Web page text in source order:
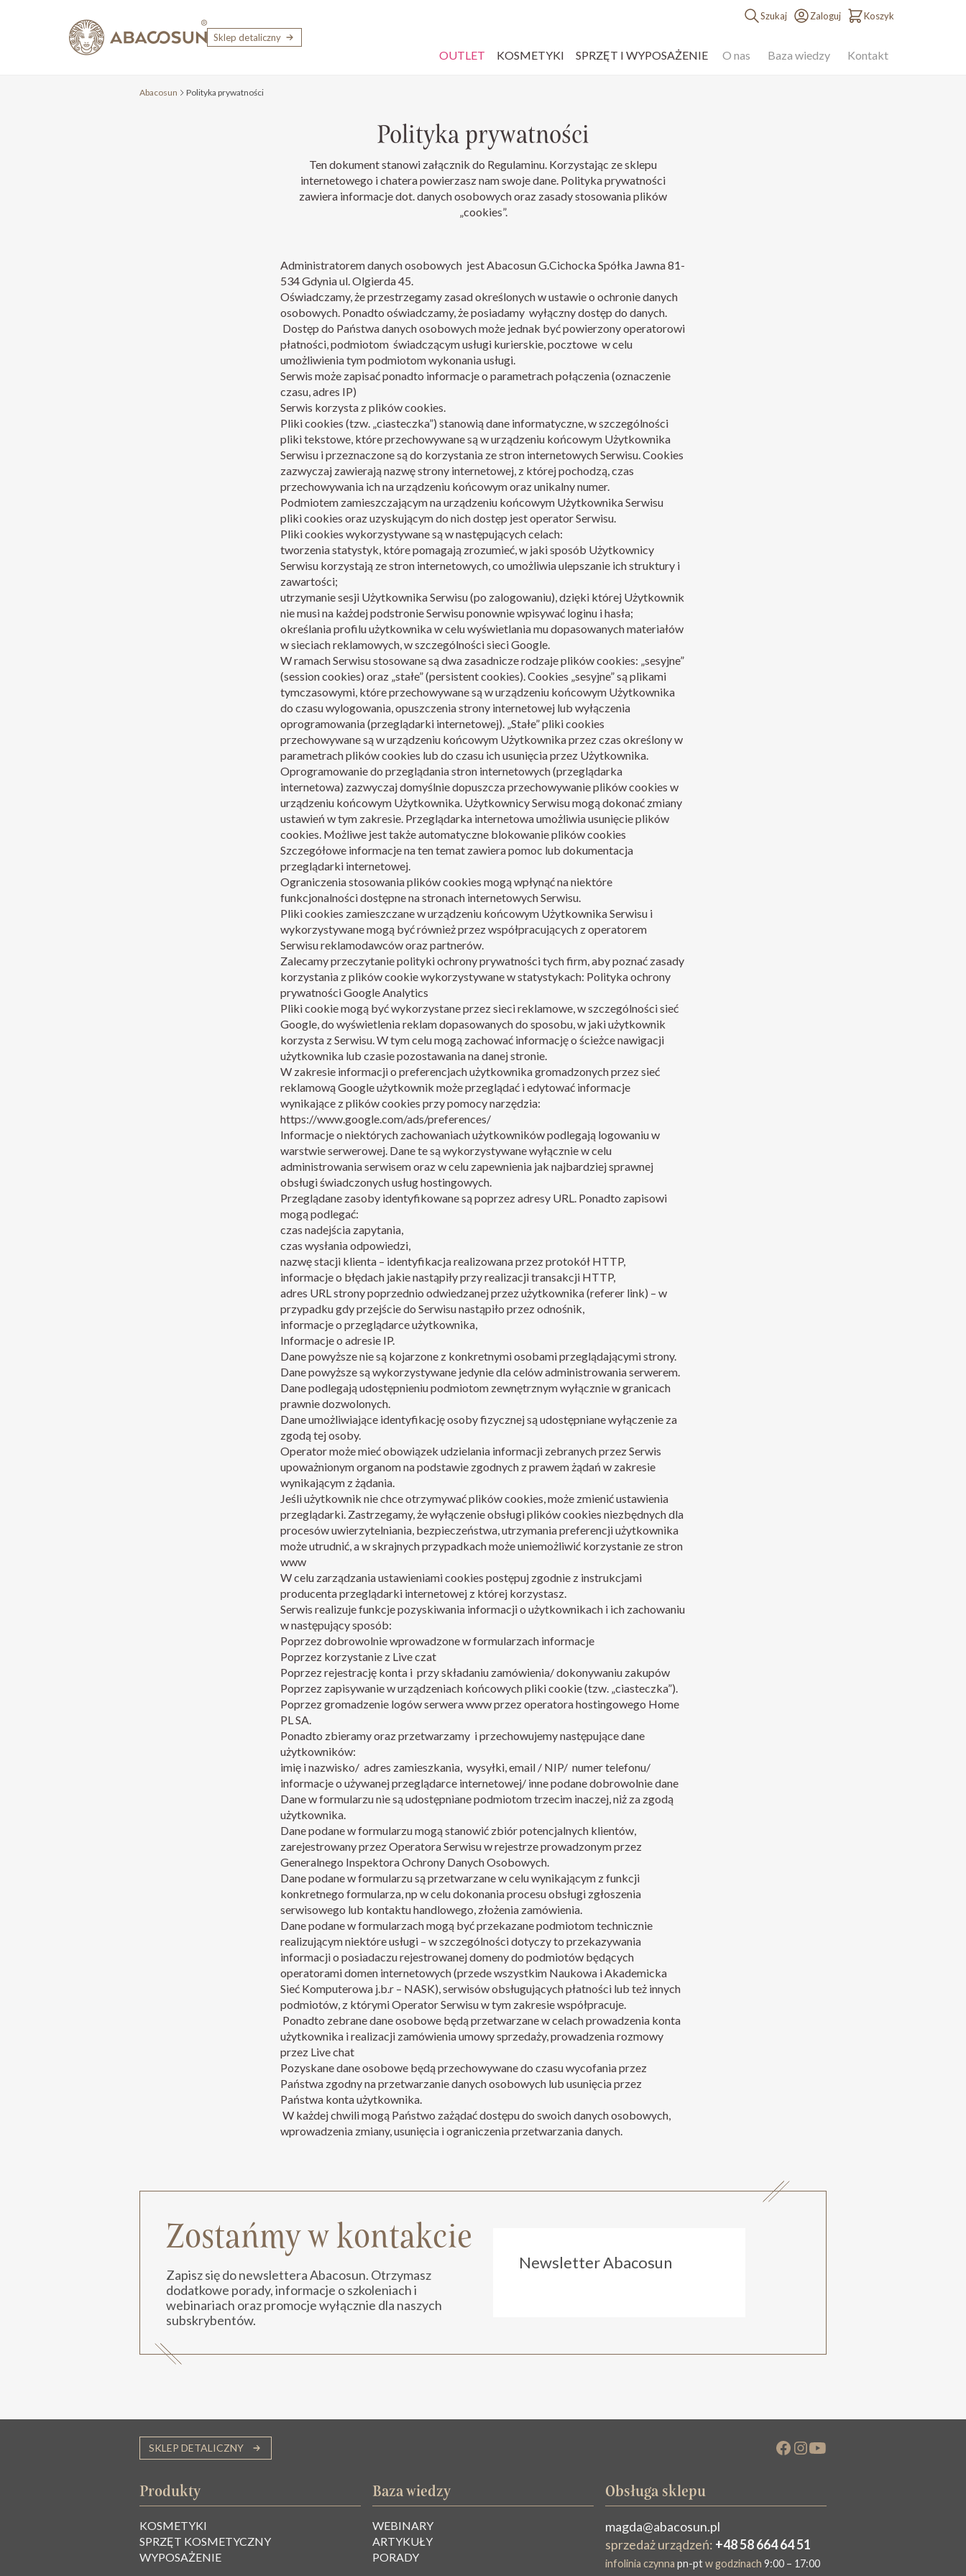
Sklep detaliczny
Szukaj Zaloguj Koszyk
OUTLET KOSMETYKI SPRZĘT I WYPOSAŻENIE O nas Baza wiedzy Kontakt
Abacosun Polityka prywatności
Polityka prywatności
Ten dokument stanowi załącznik do Regulaminu. Korzystając ze sklepu
internetowego i chatera powierzasz nam swoje dane. Polityka prywatności
zawiera informacje dot. danych osobowych oraz zasady stosowania plików
„cookies”.
Administratorem danych osobowych jest Abacosun G.Cichocka Spółka Jawna 81-
534 Gdynia ul. Olgierda 45.
Oświadczamy, że przestrzegamy zasad określonych w ustawie o ochronie danych
osobowych. Ponadto oświadczamy, że posiadamy wyłączny dostęp do danych.
Dostęp do Państwa danych osobowych może jednak być powierzony operatorowi
płatności, podmiotom świadczącym usługi kurierskie, pocztowe w celu
umożliwienia tym podmiotom wykonania usługi.
Serwis może zapisać ponadto informacje o parametrach połączenia (oznaczenie
czasu, adres IP)
Serwis korzysta z plików cookies.
Pliki cookies (tzw. „ciasteczka”) stanowią dane informatyczne, w szczególności
pliki tekstowe, które przechowywane są w urządzeniu końcowym Użytkownika
Serwisu i przeznaczone są do korzystania ze stron internetowych Serwisu. Cookies
zazwyczaj zawierają nazwę strony internetowej, z której pochodzą, czas
przechowywania ich na urządzeniu końcowym oraz unikalny numer.
Podmiotem zamieszczającym na urządzeniu końcowym Użytkownika Serwisu
pliki cookies oraz uzyskującym do nich dostęp jest operator Serwisu.
Pliki cookies wykorzystywane są w następujących celach:
tworzenia statystyk, które pomagają zrozumieć, w jaki sposób Użytkownicy
Serwisu korzystają ze stron internetowych, co umożliwia ulepszanie ich struktury i
zawartości;
utrzymanie sesji Użytkownika Serwisu (po zalogowaniu), dzięki której Użytkownik
nie musi na każdej podstronie Serwisu ponownie wpisywać loginu i hasła;
określania profilu użytkownika w celu wyświetlania mu dopasowanych materiałów
w sieciach reklamowych, w szczególności sieci Google.
W ramach Serwisu stosowane są dwa zasadnicze rodzaje plików cookies: „sesyjne”
(session cookies) oraz „stałe” (persistent cookies). Cookies „sesyjne” są plikami
tymczasowymi, które przechowywane są w urządzeniu końcowym Użytkownika
do czasu wylogowania, opuszczenia strony internetowej lub wyłączenia
oprogramowania (przeglądarki internetowej). „Stałe” pliki cookies
przechowywane są w urządzeniu końcowym Użytkownika przez czas określony w
parametrach plików cookies lub do czasu ich usunięcia przez Użytkownika.
Oprogramowanie do przeglądania stron internetowych (przeglądarka
internetowa) zazwyczaj domyślnie dopuszcza przechowywanie plików cookies w
urządzeniu końcowym Użytkownika. Użytkownicy Serwisu mogą dokonać zmiany
ustawień w tym zakresie. Przeglądarka internetowa umożliwia usunięcie plików
cookies. Możliwe jest także automatyczne blokowanie plików cookies
Szczegółowe informacje na ten temat zawiera pomoc lub dokumentacja
przeglądarki internetowej.
Ograniczenia stosowania plików cookies mogą wpłynąć na niektóre
funkcjonalności dostępne na stronach internetowych Serwisu.
Pliki cookies zamieszczane w urządzeniu końcowym Użytkownika Serwisu i
wykorzystywane mogą być również przez współpracujących z operatorem
Serwisu reklamodawców oraz partnerów.
Zalecamy przeczytanie polityki ochrony prywatności tych firm, aby poznać zasady
korzystania z plików cookie wykorzystywane w statystykach: Polityka ochrony
prywatności Google Analytics
Pliki cookie mogą być wykorzystane przez sieci reklamowe, w szczególności sieć
Google, do wyświetlenia reklam dopasowanych do sposobu, w jaki użytkownik
korzysta z Serwisu. W tym celu mogą zachować informację o ścieżce nawigacji
użytkownika lub czasie pozostawania na danej stronie.
W zakresie informacji o preferencjach użytkownika gromadzonych przez sieć
reklamową Google użytkownik może przeglądać i edytować informacje
wynikające z plików cookies przy pomocy narzędzia:
https://www.google.com/ads/preferences/
Informacje o niektórych zachowaniach użytkowników podlegają logowaniu w
warstwie serwerowej. Dane te są wykorzystywane wyłącznie w celu
administrowania serwisem oraz w celu zapewnienia jak najbardziej sprawnej
obsługi świadczonych usług hostingowych.
Przeglądane zasoby identyfikowane są poprzez adresy URL. Ponadto zapisowi
mogą podlegać:
czas nadejścia zapytania,
czas wysłania odpowiedzi,
nazwę stacji klienta – identyfikacja realizowana przez protokół HTTP,
informacje o błędach jakie nastąpiły przy realizacji transakcji HTTP,
adres URL strony poprzednio odwiedzanej przez użytkownika (referer link) – w
przypadku gdy przejście do Serwisu nastąpiło przez odnośnik,
informacje o przeglądarce użytkownika,
Informacje o adresie IP.
Dane powyższe nie są kojarzone z konkretnymi osobami przeglądającymi strony.
Dane powyższe są wykorzystywane jedynie dla celów administrowania serwerem.
Dane podlegają udostępnieniu podmiotom zewnętrznym wyłącznie w granicach
prawnie dozwolonych.
Dane umożliwiające identyfikację osoby fizycznej są udostępniane wyłączenie za
zgodą tej osoby.
Operator może mieć obowiązek udzielania informacji zebranych przez Serwis
upoważnionym organom na podstawie zgodnych z prawem żądań w zakresie
wynikającym z żądania.
Jeśli użytkownik nie chce otrzymywać plików cookies, może zmienić ustawienia
przeglądarki. Zastrzegamy, że wyłączenie obsługi plików cookies niezbędnych dla
procesów uwierzytelniania, bezpieczeństwa, utrzymania preferencji użytkownika
może utrudnić, a w skrajnych przypadkach może uniemożliwić korzystanie ze stron
www
W celu zarządzania ustawieniami cookies postępuj zgodnie z instrukcjami
producenta przeglądarki internetowej z której korzystasz.
Serwis realizuje funkcje pozyskiwania informacji o użytkownikach i ich zachowaniu
w następujący sposób:
Poprzez dobrowolnie wprowadzone w formularzach informacje
Poprzez korzystanie z Live czat
Poprzez rejestrację konta i przy składaniu zamówienia/ dokonywaniu zakupów
Poprzez zapisywanie w urządzeniach końcowych pliki cookie (tzw. „ciasteczka”).
Poprzez gromadzenie logów serwera www przez operatora hostingowego Home
PL SA.
Ponadto zbieramy oraz przetwarzamy i przechowujemy następujące dane
użytkowników:
imię i nazwisko/ adres zamieszkania, wysyłki, email / NIP/ numer telefonu/
informacje o używanej przeglądarce internetowej/ inne podane dobrowolnie dane
Dane w formularzu nie są udostępniane podmiotom trzecim inaczej, niż za zgodą
użytkownika.
Dane podane w formularzu mogą stanowić zbiór potencjalnych klientów,
zarejestrowany przez Operatora Serwisu w rejestrze prowadzonym przez
Generalnego Inspektora Ochrony Danych Osobowych.
Dane podane w formularzu są przetwarzane w celu wynikającym z funkcji
konkretnego formularza, np w celu dokonania procesu obsługi zgłoszenia
serwisowego lub kontaktu handlowego, złożenia zamówienia.
Dane podane w formularzach mogą być przekazane podmiotom technicznie
realizującym niektóre usługi – w szczególności dotyczy to przekazywania
informacji o posiadaczu rejestrowanej domeny do podmiotów będących
operatorami domen internetowych (przede wszystkim Naukowa i Akademicka
Sieć Komputerowa j.b.r – NASK), serwisów obsługujących płatności lub też innych
podmiotów, z którymi Operator Serwisu w tym zakresie współpracuje.
Ponadto zebrane dane osobowe będą przetwarzane w celach prowadzenia konta
użytkownika i realizacji zamówienia umowy sprzedaży, prowadzenia rozmowy
przez Live chat
Pozyskane dane osobowe będą przechowywane do czasu wycofania przez
Państwa zgodny na przetwarzanie danych osobowych lub usunięcia przez
Państwa konta użytkownika.
W każdej chwili mogą Państwo zażądać dostępu do swoich danych osobowych,
wprowadzenia zmiany, usunięcia i ograniczenia przetwarzania danych.
Zostańmy w kontakcie
Zapisz się do newslettera Abacosun. Otrzymasz
dodatkowe porady, informacje o szkoleniach i
webinariach oraz promocje wyłącznie dla naszych
subskrybentów.
Newsletter Abacosun
SKLEP DETALICZNY
Produkty
KOSMETYKI
SPRZĘT KOSMETYCZNY
WYPOSAŻENIE
Baza wiedzy
WEBINARY
ARTYKUŁY
PORADY
Obsługa sklepu
magda@abacosun.pl
sprzedaż urządzeń: +48 58 664 64 51
infolinia czynna pn-ptw godzinach 9:00 – 17:00